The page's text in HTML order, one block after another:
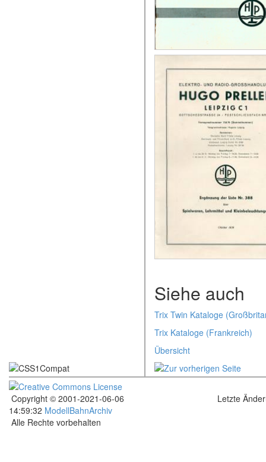
Siehe auch
Trix Twin Kataloge
Trix Kataloge (Frankreich)
Übersicht
Copyright © 2001-2021-06-06
14:59:32 ModellBahnArchiv
Letzte
Alle Rechte vorbehalten